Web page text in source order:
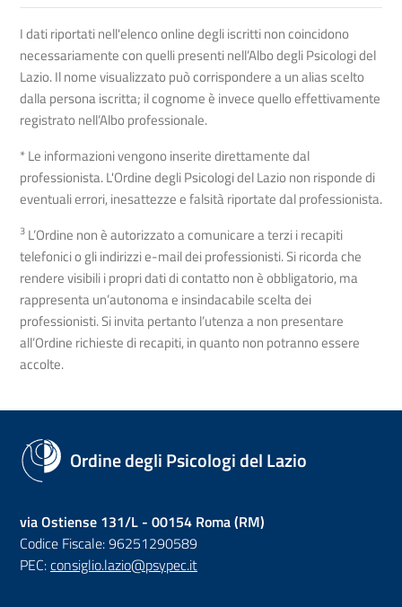
I dati riportati nell'elenco online degli iscritti non coincidono
necessariamente con quelli presenti nell’Albo degli Psicologi del
Lazio. Il nome visualizzato può corrispondere a un alias scelto
dalla persona iscritta; il cognome è invece quello effettivamente
registrato nell’Albo professionale.
* Le informazioni vengono inserite direttamente dal
professionista. L'Ordine degli Psicologi del Lazio non risponde di
eventuali errori, inesattezze e falsità riportate dal professionista.
3 L’Ordine non è autorizzato a comunicare a terzi i recapiti
telefonici o gli indirizzi e-mail dei professionisti. Si ricorda che
rendere visibili i propri dati di contatto non è obbligatorio, ma
rappresenta un’autonoma e insindacabile scelta dei
professionisti. Si invita pertanto l’utenza a non presentare
all’Ordine richieste di recapiti, in quanto non potranno essere
accolte.
Ordine degli Psicologi del Lazio
via Ostiense 131/L - 00154 Roma (RM)
Codice Fiscale: 96251290589
PEC:consiglio.lazio@psypec.it